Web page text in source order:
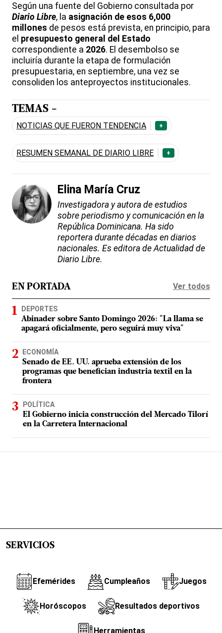
Según una fuente del Gobierno consultada por
Diario Libre, la asignación de esos 6,000
millones de pesos está prevista, en principio, para
el presupuesto general del Estado
correspondiente a 2026. El desembolso se
incluiría durante la etapa de formulación
presupuestaria, en septiembre, una vez se
consoliden los anteproyectos institucionales.
TEMAS -
NOTICIAS QUE FUERON TENDENCIA +
RESUMEN SEMANAL DE DIARIO LIBRE +
Elina María Cruz
Investigadora y autora de estudios
sobre periodismo y comunicación en la
República Dominicana. Ha sido
reportera durante décadas en diarios
nacionales. Es editora de Actualidad de
Diario Libre.
EN PORTADA Ver todos
DEPORTES
Abinader sobre Santo Domingo 2026: "La llama se
apagará oficialmente, pero seguirá muy viva"
ECONOMÍA
Senado de EE. UU. aprueba extensión de los
programas que benefician industria textil en la
frontera
POLÍTICA
El Gobierno inicia construcción del Mercado Tilorí
en la Carretera Internacional
SERVICIOS
Efemérides Cumpleaños Juegos
Horóscopos Resultados deportivos
Herramientas